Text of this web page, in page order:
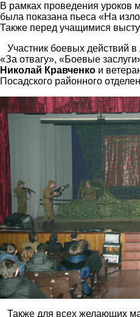
В рамках проведения уроков
была показана пьеса «На
Также перед учащимися
Участник боевых действий
«За отвагу», «Боевые
Николай Кравченко и
Посадского районного
Также для всех желающих